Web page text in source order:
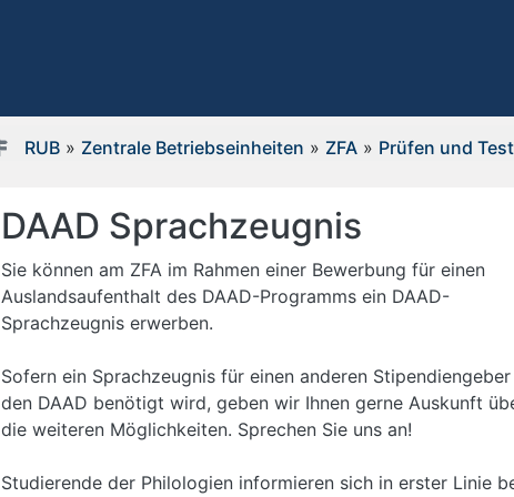
RUB» Zentrale Betriebseinheiten » ZFA» Prüfen und
DAAD Sprachzeugnis
Sie können am ZFA im Rahmen einer Bewerbung für einen
Auslandsaufenthalt des DAAD-Programms ein DAAD-
Sprachzeugnis erwerben.
Sofern ein Sprachzeugnis für einen anderen
den DAAD benötigt wird, geben wir Ihnen gerne Auskunft
die weiteren Möglichkeiten. Sprechen Sie uns an!
Studierende der Philologien informieren sich in erster Linie